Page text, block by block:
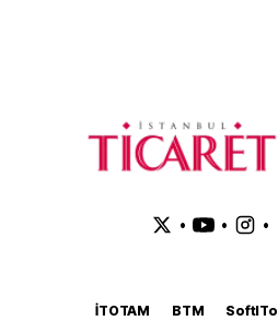
• • •
İTOTAM BTM SoftITo